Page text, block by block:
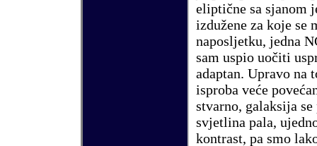
eliptične sa sjanom
izdužene za koje se
naposljetku, jedna
sam uspio uočiti
adaptan. Upravo na
isproba veće poveć
stvarno, galaksija
svjetlina pala,
kontrast, pa smo